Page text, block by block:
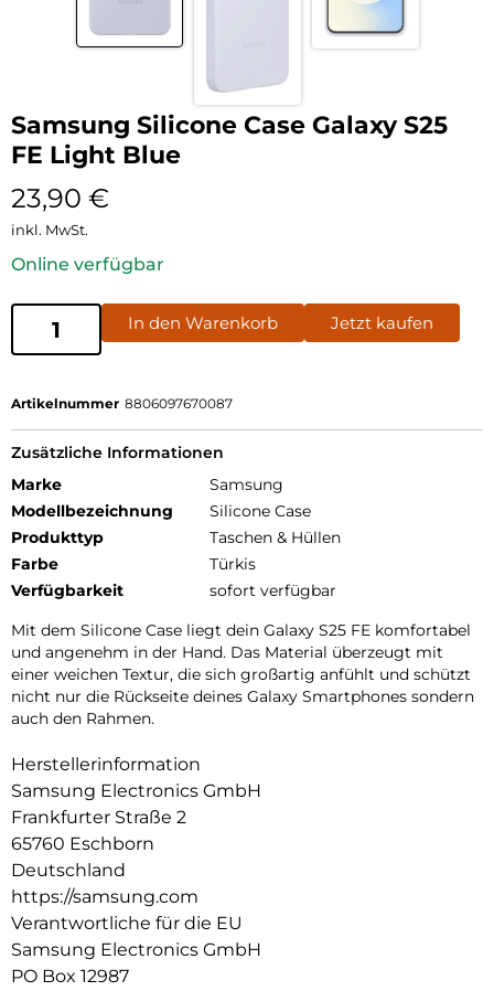
Samsung Silicone Case Galaxy S25
FE Light Blue
23,90 €
inkl. MwSt.
Online verfügbar
In den Warenkorb Jetzt kaufen
Artikelnummer 8806097670087
Zusätzliche Informationen
Marke
Samsung
Modellbezeichnung
Silicone Case
Produkttyp
Taschen & Hüllen
Farbe
Türkis
Verfügbarkeit
sofort verfügbar
Mit dem Silicone Case liegt dein Galaxy S25 FE komfortabel
und angenehm in der Hand. Das Material überzeugt mit
einer weichen Textur, die sich großartig anfühlt und schützt
nicht nur die Rückseite deines Galaxy Smartphones sondern
auch den Rahmen.
Herstellerinformation
Samsung Electronics GmbH
Frankfurter Straße 2
65760 Eschborn
Deutschland
https://samsung.com
Verantwortliche für die EU
Samsung Electronics GmbH
PO Box 12987